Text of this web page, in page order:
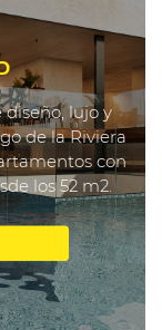
diseño, lujo y
de la Riviera
con
los 52 m2.